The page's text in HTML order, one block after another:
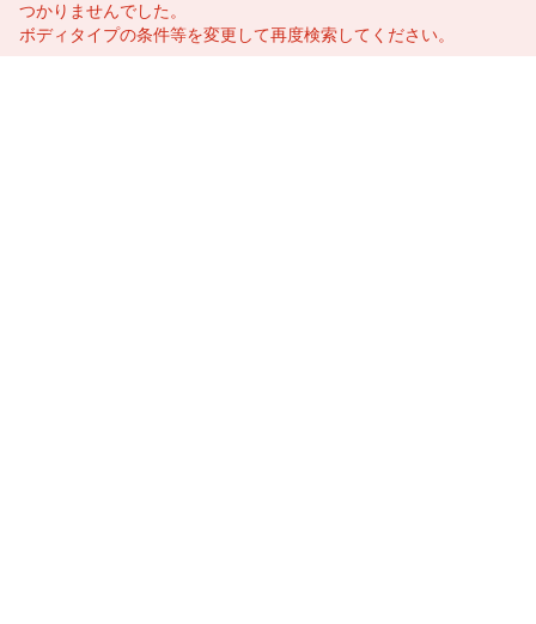
つかりませんでした。
ボディタイプの条件等を変更して再度検索してください。